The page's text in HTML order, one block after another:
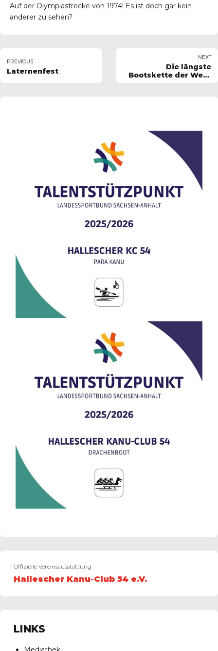
Auf der Olympiastrecke von 1974! Es ist doch gar kein
anderer zu sehen?
PREVIOUS
Laternenfest
NEXT
Die längste
Bootskette der Welt,
Offizielle Vereinsausstattung
Hallescher Kanu-Club 54 e.V.
LINKS